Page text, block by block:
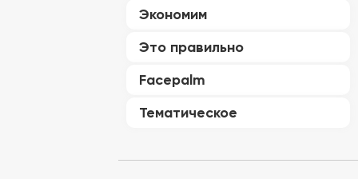
Экономим
Это правильно
Facepalm
Тематическое